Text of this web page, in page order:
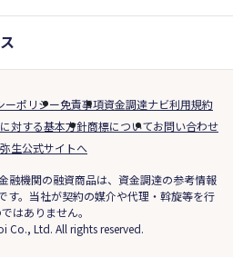
ーポリシー免責事項資金調達ナビ利用規約
対する基本方針商標についてお問い合わせ
弥生公式サイトへ
融機関の融資商品は、資金調達の参考情報
す。当社が契約の媒介や代理・斡旋等を行
はありません。
Co., Ltd. All rights reserved.